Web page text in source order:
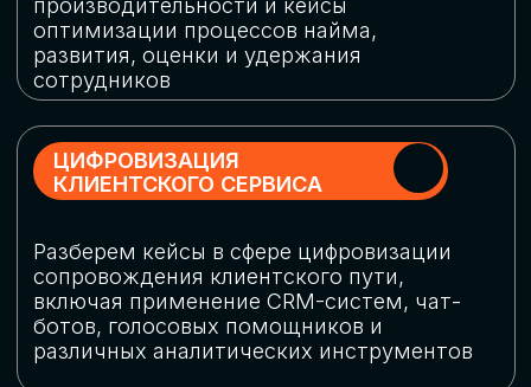
КОНФЕРЕНЦИИ
Оставьте заявку, мы направим вам
программу конференции
СКАЧАТЬ ПРОГРАММУ
СПИКЕРЫ